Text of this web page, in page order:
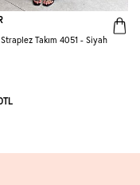
Straplez Takım 4051 - Siyah
TL